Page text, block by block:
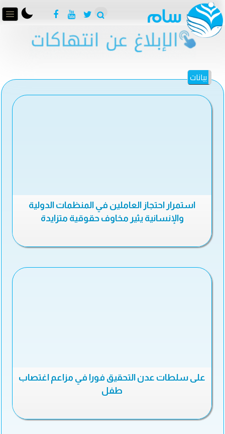
بيانات
استمرار احتجاز العاملين في المنظمات الدولية
والإنسانية يثير مخاوف حقوقية متزايدة
على سلطات عدن التحقيق فورا في مزاعم اغتصاب
طفل